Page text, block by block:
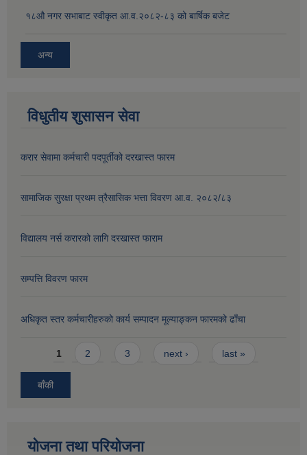
१८‍औ नगर सभाबाट स्वीकृत आ.व.२०८२-८३ को बार्षिक बजेट
अन्य
विधुतीय शुसासन सेवा
करार सेवामा कर्मचारी पदपूर्तीको दरखास्त फारम
सामाजिक सुरक्षा प्रथम त्रैसासिक भत्ता विवरण आ.व. २०८२/८३
विद्यालय नर्स करारको लागि दरखास्त फाराम
सम्पत्ति विवरण फारम
अधिकृत स्तर कर्मचारीहरुको कार्य सम्पादन मूल्याङ्कन फारमको ढाँचा
Pages
1 2 3 next › last »
बाँकी
योजना तथा परियोजना